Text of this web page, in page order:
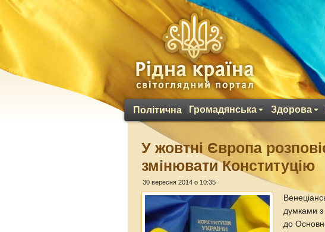
Політична Громадянська Здорова
У жовтні Європа
змінювати Конституцію
30 вересня 2014 о 10:35
думками з
до